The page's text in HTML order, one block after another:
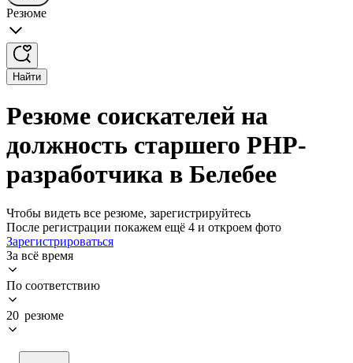
Резюме
Найти
Резюме соискателей на
должность старшего PHP-
разработчика в Белебее
Чтобы видеть все резюме, зарегистрируйтесь
После регистрации покажем ещё 4 и откроем фото
Зарегистрироваться
За всё время
По соответствию
20 резюме